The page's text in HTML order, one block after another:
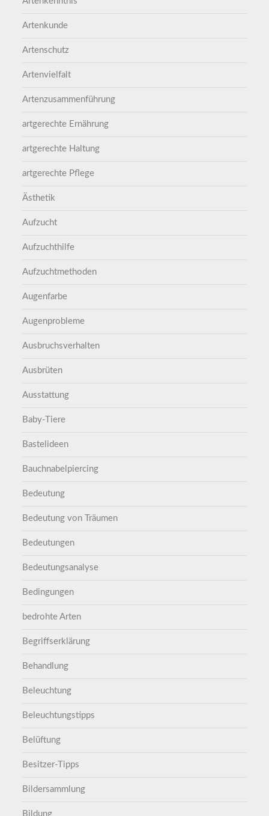
Artenkunde
Artenschutz
Artenvielfalt
Artenzusammenführung
artgerechte Ernährung
artgerechte Haltung
artgerechte Pflege
Ästhetik
Aufzucht
Aufzuchthilfe
Aufzuchtmethoden
Augenfarbe
Augenprobleme
Ausbruchsverhalten
Ausbrüten
Ausstattung
Baby-Tiere
Bastelideen
Bauchnabelpiercing
Bedeutung
Bedeutung von Träumen
Bedeutungen
Bedeutungsanalyse
Bedingungen
bedrohte Arten
Begriffserklärung
Behandlung
Beleuchtung
Beleuchtungstipps
Belüftung
Besitzer-Tipps
Bildersammlung
Bildung